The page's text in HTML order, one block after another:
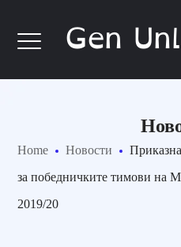
Gen
Home Новости
за победничките тимови на
2019/20